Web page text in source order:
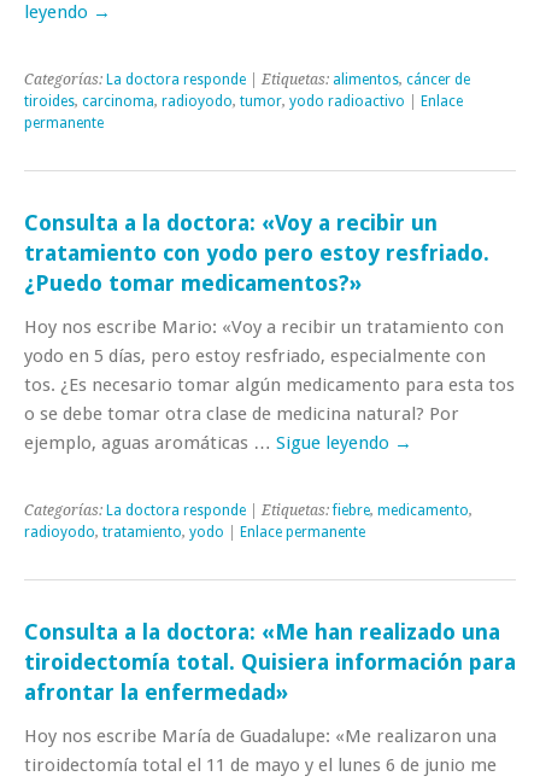
leyendo →
Categorías: La doctora responde | Etiquetas: alimentos, cáncer de
tiroides, carcinoma, radioyodo, tumor, yodo radioactivo
Enlace
permanente
Consulta a la doctora: «Voy a recibir un
tratamiento con yodo pero estoy resfriado.
¿Puedo tomar medicamentos?»
Hoy nos escribe Mario: «Voy a recibir un tratamiento con
yodo en 5 días, pero estoy resfriado, especialmente con
tos. ¿Es necesario tomar algún medicamento para esta tos
o se debe tomar otra clase de medicina natural? Por
ejemplo, aguas aromáticas … Sigue leyendo →
Categorías: La doctora responde | Etiquetas:fiebre, medicamento,
radioyodo, tratamiento, yodo Enlace permanente
Consulta a la doctora: «Me han realizado una
tiroidectomía total. Quisiera información para
afrontar la enfermedad»
Hoy nos escribe María de Guadalupe: «Me realizaron una
tiroidectomía total el 11 de mayo y el lunes 6 de junio me